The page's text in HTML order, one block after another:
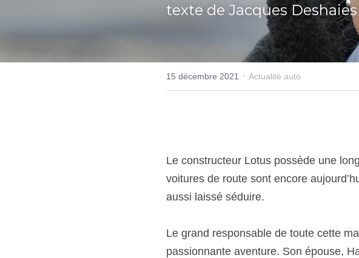
texte de Jacques Deshaies
15 décembre 2021 · Actualité auto
Le constructeur Lotus possède une
voitures de route sont encore
aussi laissé séduire.
Le grand responsable de toute cette
passionnante aventure. Son épouse,